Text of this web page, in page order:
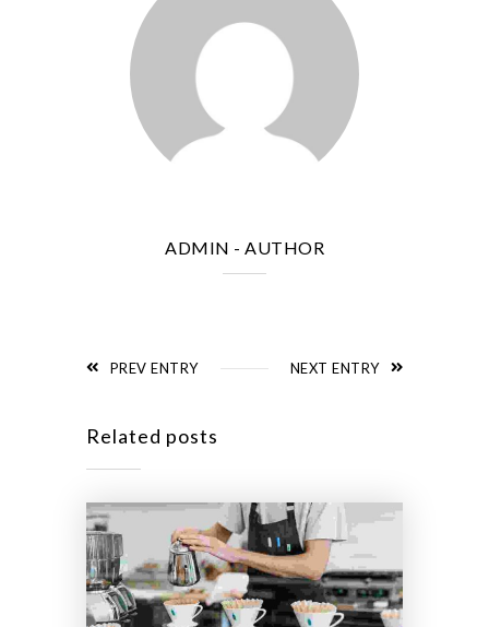
ADMIN - AUTHOR
PREV ENTRY NEXT ENTRY
Related posts